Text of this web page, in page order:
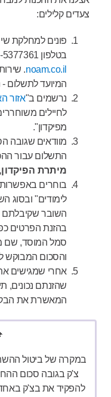
צעדים קלילים:
פונים למחלקת
בטלפון 03-5377361 או במייל
noam.co.il
.
המיועד לתשלום -
נרשמים ב"אזור
לחיילים
מפיקדון".
מוודאים שגובה
התשלום עבור
מיתרת
בוחרים
לימודים" ובסוג
השובר שקיבלתם
בהזנת הפרטים
סמל המוסד, שם
והסכום המבוקש
אחרי שמגישים
שהזנתם נכונים,
המאשרת את
במקרה של ביטול
צ'ק בגובה סכום
להפקיד את בצ'ק באחד